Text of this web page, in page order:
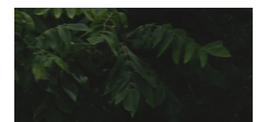
#NEW VINTAGE #マイナーグッド図鑑
#路地裏てぃーん。 #MONTHLY JOURNAL
#GH 銘品の所以 #フイナムのYouTube
#Commune H #FOCUS IT #AH.H
#ととけん #FASHION
#LIFESTYLE #SNEAKER